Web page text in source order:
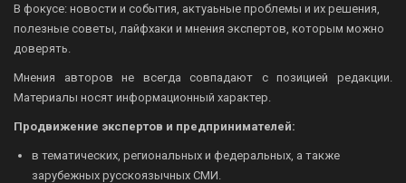
В фокусе: новости и события, актуаьные проблемы и их решения,
полезные советы, лайфхаки и мнения экспертов, которым можно
доверять.
Мнения авторов не всегда совпадают с позицией редакции.
Материалы носят информационный характер.
Продвижение экспертов и предпринимателей:
в тематических, региональных и федеральных, а также
зарубежных русскоязычных СМИ.